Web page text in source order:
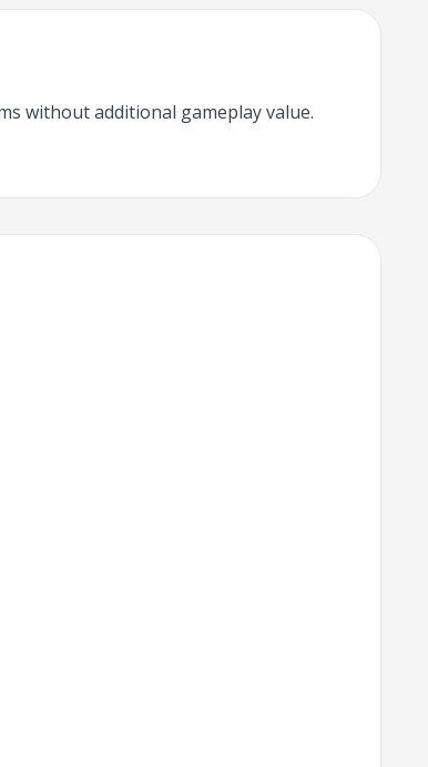
without additional gameplay value.